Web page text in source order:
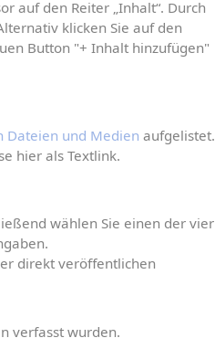
auf den Reiter „Inhalt“. Durch
klicken Sie auf den
Button "+ Inhalt hinzufügen"
Dateien und Medien aufgelistet.
hier als Textlink.
wählen Sie einen der vier
direkt veröffentlichen
verfasst wurden.